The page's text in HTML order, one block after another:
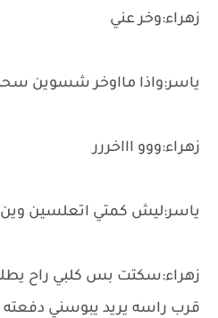
زهراء:وخر عني
ياسر:واذا مااوخر شسوين
زهراء:ووو اااخررر
ياسر:ليش كمتي اتعلسين وين
زهراء:سكتت بس كلبي راح
قرب راسه يريد يبوسني